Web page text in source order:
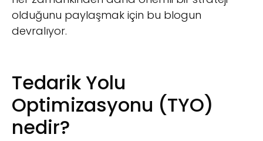
olduğunu paylaşmak için bu blogun
devralıyor.
Tedarik Yolu
Optimizasyonu (TYO)
nedir?